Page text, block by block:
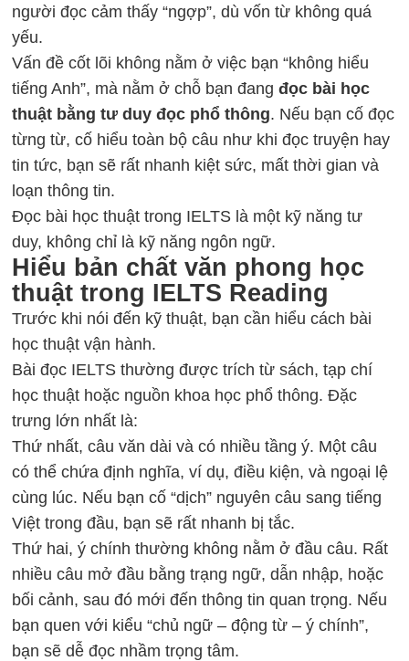
người đọc cảm thấy “ngợp”, dù vốn từ không quá
yếu.
Vấn đề cốt lõi không nằm ở việc bạn “không hiểu
tiếng Anh”, mà nằm ở chỗ bạn đangđọc bài học
thuật bằng tư duy đọc phổ thông. Nếu bạn cố đọc
từng từ, cố hiểu toàn bộ câu như khi đọc truyện hay
tin tức, bạn sẽ rất nhanh kiệt sức, mất thời gian và
loạn thông tin.
Đọc bài học thuật trong IELTS là một kỹ năng tư
duy, không chỉ là kỹ năng ngôn ngữ.
Hiểu bản chất văn phong học
thuật trong IELTS Reading
Trước khi nói đến kỹ thuật, bạn cần hiểu cách bài
học thuật vận hành.
Bài đọc IELTS thường được trích từ sách, tạp chí
học thuật hoặc nguồn khoa học phổ thông. Đặc
trưng lớn nhất là:
Thứ nhất, câu văn dài và có nhiều tầng ý. Một câu
có thể chứa định nghĩa, ví dụ, điều kiện, và ngoại lệ
cùng lúc. Nếu bạn cố “dịch” nguyên câu sang tiếng
Việt trong đầu, bạn sẽ rất nhanh bị tắc.
Thứ hai, ý chính thường không nằm ở đầu câu. Rất
nhiều câu mở đầu bằng trạng ngữ, dẫn nhập, hoặc
bối cảnh, sau đó mới đến thông tin quan trọng. Nếu
bạn quen với kiểu “chủ ngữ – động từ – ý chính”,
bạn sẽ dễ đọc nhầm trọng tâm.